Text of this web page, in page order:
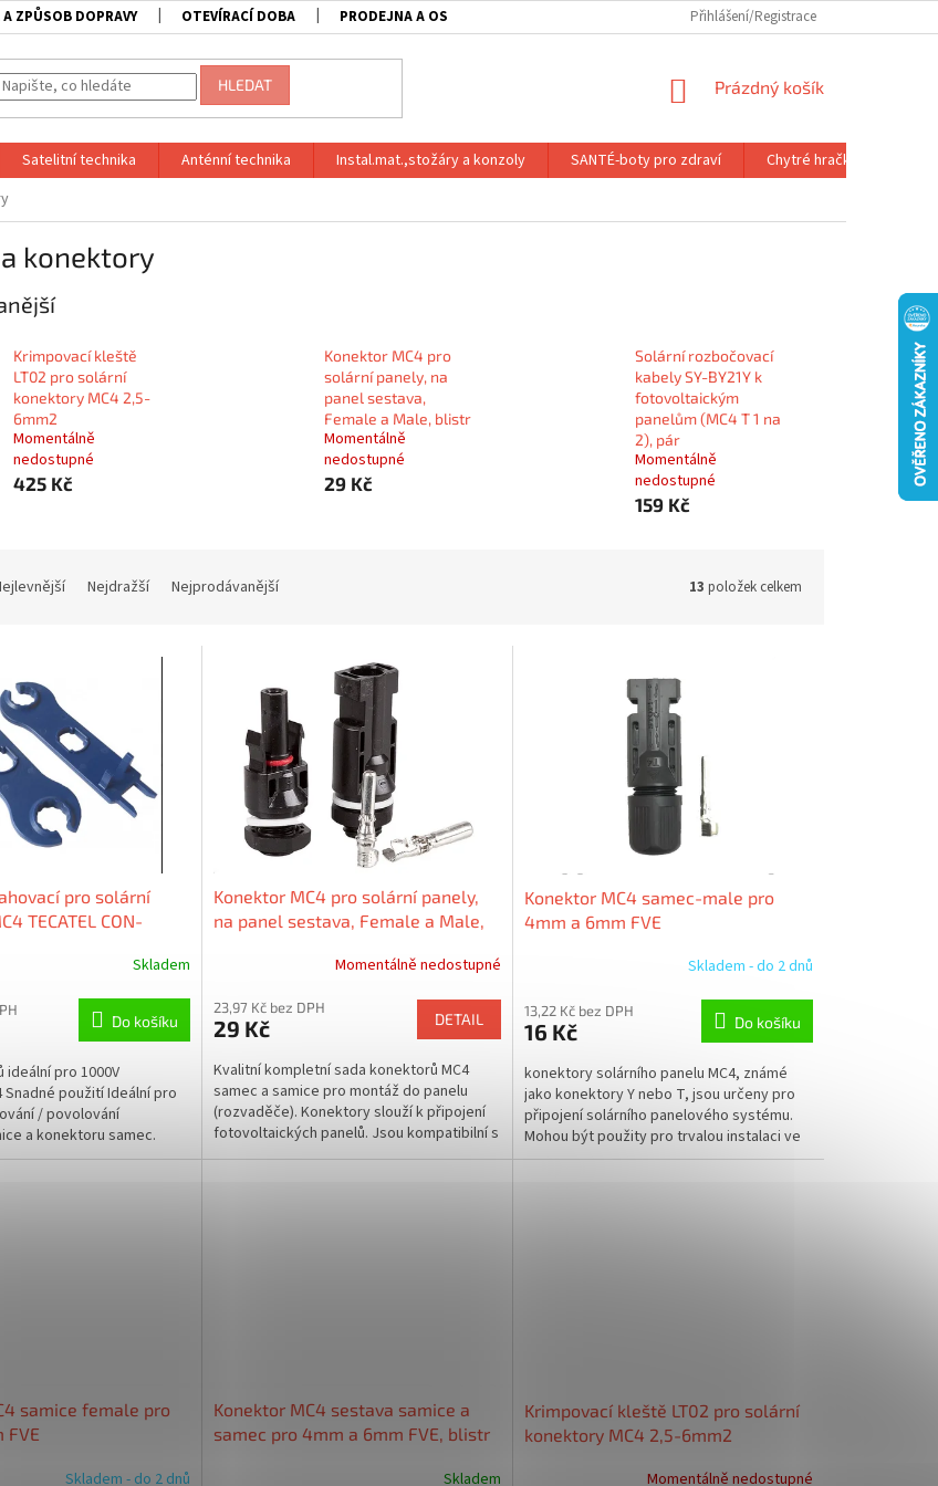
A ZPŮSOB DOPRAVY OTEVÍRACÍ DOBA PRODEJNA A OSOBNÍ ODBĚR ZBOŽÍ SLEDOVÁNÍ ZÁSILKY SLUŽBY A VÝHODY
Přihlášení/Registrace
HLEDAT
NÁKUPNÍ
Prázdný košík
Satelitní technika Anténní technika Instal.mat.,stožáry a konzoly SANTÉ-boty pro zdraví Chytré hračky
konektory
Krimpovací kleště
LT02 pro solární
konektory MC4 2,5-
6mm2
Momentálně
nedostupné
425 Kč
Konektor MC4 pro
solární panely, na
panel sestava,
Female a Male, blistr
Momentálně
nedostupné
29 Kč
Solární rozbočovací
kabely SY-BY21Y k
fotovoltaickým
panelům (MC4 T 1 na
2), pár
Momentálně
nedostupné
159 Kč
Nejdražší Nejprodávanější 13 položek celkem
pro solární
TECATEL CON-
Skladem
Do košíku
ideální pro 1000V
použití Ideální pro
/ povolování
a konektoru samec.
Konektor MC4 pro solární panely,
na panel sestava, Female a Male,
Momentálně nedostupné
23,97 Kč bez DPH
29 Kč DETAIL
Kvalitní kompletní sada konektorů MC4
samec a samice pro montáž do panelu
(rozvaděče). Konektory slouží k připojení
fotovoltaických panelů. Jsou kompatibilní s
vodiči o průřezu...
Konektor MC4 samec-male pro
4mm a 6mm FVE
Skladem - do 2 dnů
13,22 Kč bez DPH
16 Kč Do košíku
konektory solárního panelu MC4, známé
jako konektory Y nebo T, jsou určeny pro
připojení solárního panelového systému.
Mohou být použity pro trvalou instalaci ve
venkovním...
samice female pro
FVE
Skladem - do 2 dnů
Konektor MC4 sestava samice a
samec pro 4mm a 6mm FVE, blistr
Skladem
Krimpovací kleště LT02 pro solární
konektory MC4 2,5-6mm2
Momentálně nedostupné